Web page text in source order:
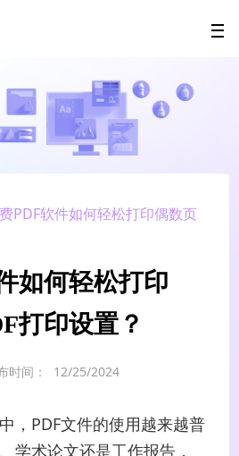
PDF软件如何轻松打印偶数页
如何轻松打印
打印设置？
时间： 12/25/2024
，PDF文件的使用越来越普
学术论文还是工作报告，